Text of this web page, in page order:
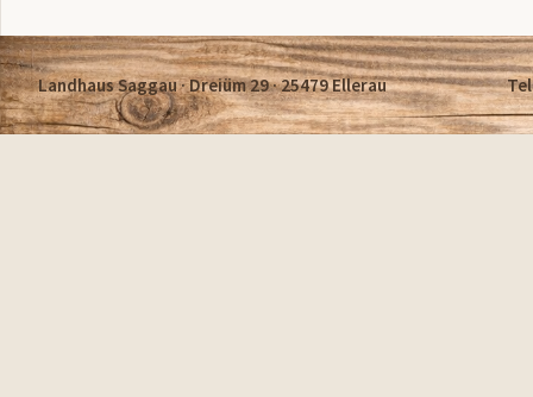
Landhaus Saggau · Dreiüm 29 · 25479 Ellerau